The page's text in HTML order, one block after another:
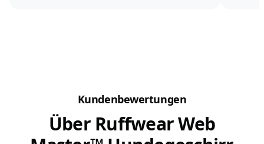
Kundenbewertungen
Über Ruffwear Web